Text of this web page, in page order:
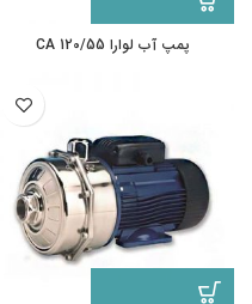
پمپ آب لوارا CA 120/55